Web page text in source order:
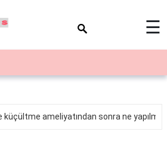
☰
küçültme ameliyatından sonra ne